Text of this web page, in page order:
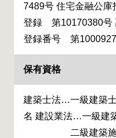
7489号 住宅金融公
登録 第10170380号
登録番号 第
保有資格
建築士法…一級
名 建設業法…一級建
二級建築施工管